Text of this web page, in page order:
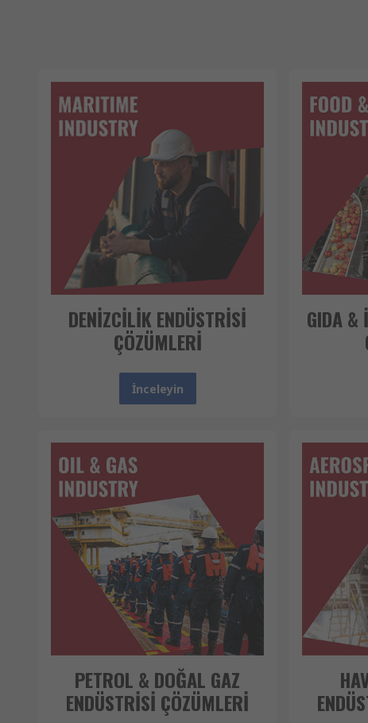
DENİZCİLİK ENDÜSTRİSİ
ÇÖZÜMLERİ
İnceleyin
GIDA &
PETROL & DOĞAL GAZ
ENDÜSTRİSİ ÇÖZÜMLERİ